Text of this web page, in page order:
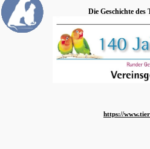
Die Geschichte des
https://